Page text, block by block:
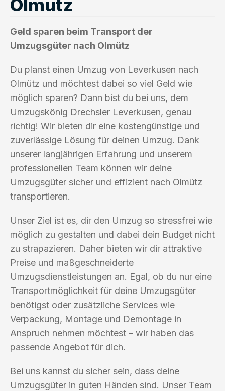
Olmütz
Geld sparen beim Transport der
Umzugsgüter nach Olmütz
Du planst einen Umzug von Leverkusen nach
Olmütz und möchtest dabei so viel Geld wie
möglich sparen? Dann bist du bei uns, dem
Umzugskönig Drechsler Leverkusen, genau
richtig! Wir bieten dir eine kostengünstige und
zuverlässige Lösung für deinen Umzug. Dank
unserer langjährigen Erfahrung und unserem
professionellen Team können wir deine
Umzugsgüter sicher und effizient nach Olmütz
transportieren.
Unser Ziel ist es, dir den Umzug so stressfrei wie
möglich zu gestalten und dabei dein Budget nicht
zu strapazieren. Daher bieten wir dir attraktive
Preise und maßgeschneiderte
Umzugsdienstleistungen an. Egal, ob du nur eine
Transportmöglichkeit für deine Umzugsgüter
benötigst oder zusätzliche Services wie
Verpackung, Montage und Demontage in
Anspruch nehmen möchtest – wir haben das
passende Angebot für dich.
Bei uns kannst du sicher sein, dass deine
Umzugsgüter in guten Händen sind. Unser Team